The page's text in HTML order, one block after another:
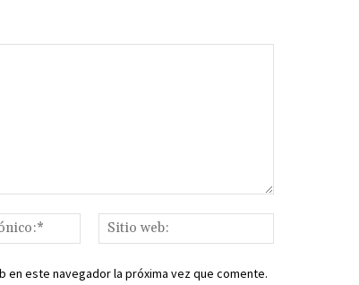
Correo
electrónico:*
web:
este navegador la próxima vez que comente.